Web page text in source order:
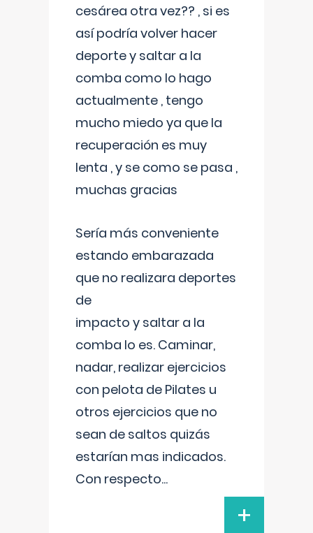
cesárea otra vez?? , si es
así podría volver hacer
deporte y saltar a la
comba como lo hago
actualmente , tengo
mucho miedo ya que la
recuperación es muy
lenta , y se como se pasa ,
muchas gracias
Sería más conveniente
estando embarazada
que no realizara deportes
de
impacto y saltar a la
comba lo es. Caminar,
nadar, realizar ejercicios
con pelota de Pilates u
otros ejercicios que no
sean de saltos quizás
estarían mas indicados.
Con respecto...
+